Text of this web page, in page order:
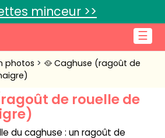
☰
minceur >>
photos
🥘 Caghuse (ragoût de
de rouelle de
du caghuse : un ragoût de